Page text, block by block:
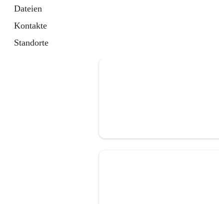
Dateien
Kontakte
Standorte